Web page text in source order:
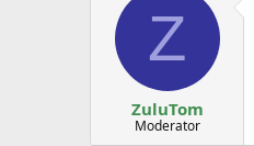
Z
ZuluTom
Moderator